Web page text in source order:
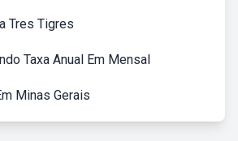
Tres Tigres
Taxa Anual Em Mensal
Minas Gerais